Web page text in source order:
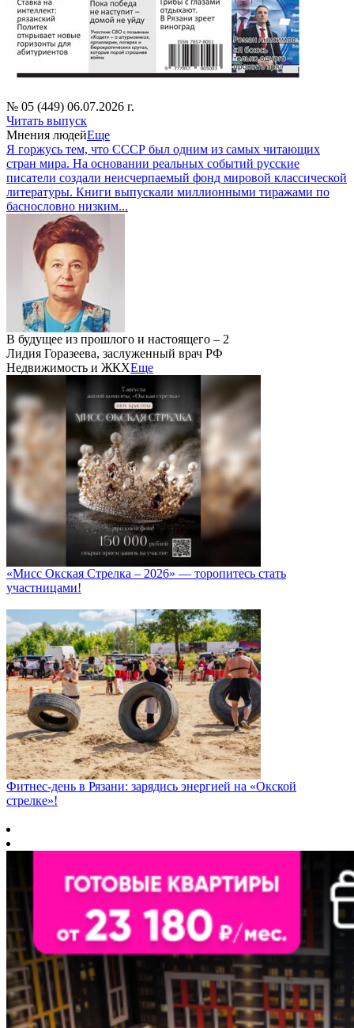
№ 05 (449) 06.07.2026 г.
Читать выпуск
Мнения людейЕще
Я горжусь тем, что СССР был одним из самых читающих
стран мира. На основании реальных событий русские
писатели создали неисчерпаемый фонд мировой классической
литературы. Книги выпускали миллионными тиражами по
баснословно низким...
В будущее из прошлого и настоящего – 2
Лидия Горазеева, заслуженный врач РФ
Недвижимость и ЖКХЕще
«Мисс Окская Стрелка – 2026» — торопитесь стать
участницами!
Фитнес‑день в Рязани: зарядись энергией на «Окской
стрелке»!